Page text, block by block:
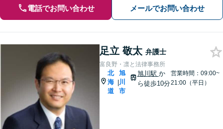
電話でお問い合わせ メールでお問い合わせ
足立 敬太 弁護士
富良野・凛と法律事務所
北
海
道
|
旭
川
市
旭川駅 か
ら徒歩10分
営業時間：09:00~
21:00（平日）